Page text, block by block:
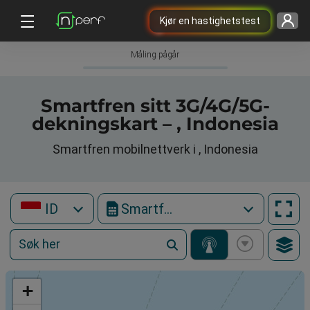
Kjør en hastighetstest
Måling pågår
Smartfren sitt 3G/4G/5G-
dekningskart – , Indonesia
Smartfren mobilnettverk i , Indonesia
ID Smartfren
+